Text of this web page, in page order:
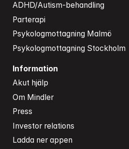
ADHD/Autism-behandling
Parterapi
Psykologmottagning Malmö
Psykologmottagning Stockholm
Information
Akut hjälp
Om Mindler
Press
Investor relations
Ladda ner appen